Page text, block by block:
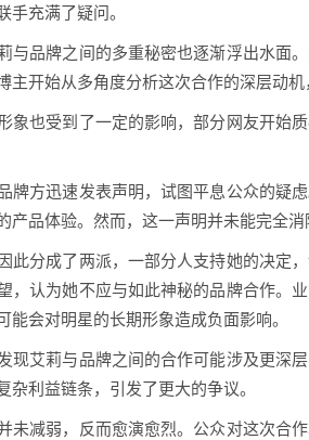
手充满了疑问。
与品牌之间的多重秘密也逐渐浮出水面
主开始从多角度分析这次合作的深层动
象也受到了一定的影响，部分网友开始
牌方迅速发表声明，试图平息公众的疑
产品体验。然而，这一声明并未能完全消
此分成了两派，一部分人支持她的决定
，认为她不应与如此神秘的品牌合作。
能会对明星的长期形象造成负面影响。
现艾莉与品牌之间的合作可能涉及更深
杂利益链条，引发了更大的争议。
未减弱，反而愈演愈烈。公众对这次合